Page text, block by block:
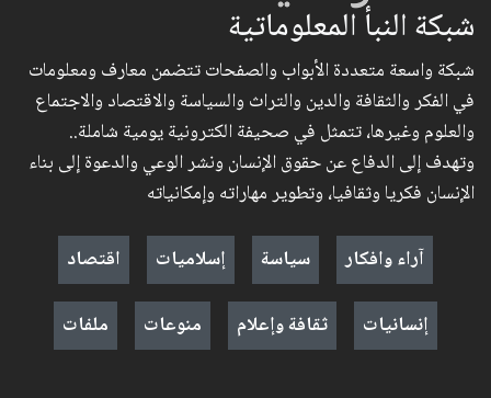
شبكة النبأ المعلوماتية
شبكة واسعة متعددة الأبواب والصفحات تتضمن معارف ومعلومات
في الفكر والثقافة والدين والتراث والسياسة والاقتصاد والاجتماع
والعلوم وغيرها، تتمثل في صحيفة الكترونية يومية شاملة..
وتهدف إلى الدفاع عن حقوق الإنسان ونشر الوعي والدعوة إلى بناء
الإنسان فكريا وثقافيا، وتطوير مهاراته وإمكانياته
آراء وافكار
سياسة إسلاميات
اقتصاد
إنسانيات
ثقافة وإعلام منوعات ملفات